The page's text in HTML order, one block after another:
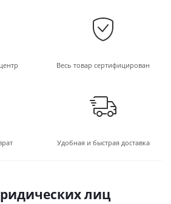
Весь товар сертифицирован
Удобная и быстрая доставка
лиц